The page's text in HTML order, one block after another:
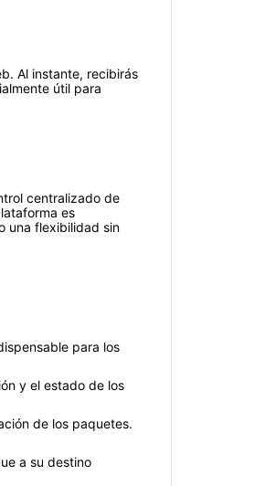
Al instante, recibirás
útil para
centralizado de
es
una flexibilidad sin
para los
y el estado de los
de los paquetes.
a su destino